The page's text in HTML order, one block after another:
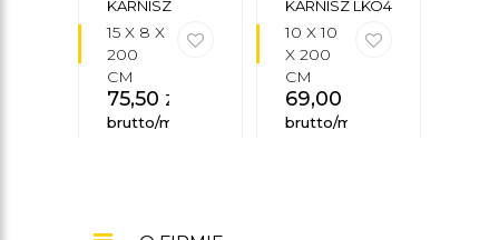
KARNISZ
LKO3A
15 X 8 X
200
CM
75,50 zł
brutto/mb
KARNISZ LKO4
10 X 10
X 200
CM
69,00
brutto/mb